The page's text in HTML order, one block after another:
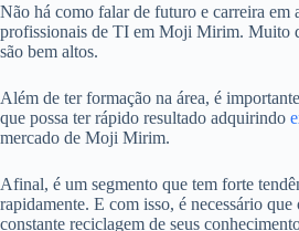
Não há como falar de futuro e carreira em
profissionais de TI em Moji Mirim. Muito
são bem altos.
Além de ter formação na área, é
que possa ter rápido resultado adquirindo
mercado de Moji Mirim.
Afinal, é um segmento que tem forte
rapidamente. E com isso, é necessário
constante reciclagem de seus